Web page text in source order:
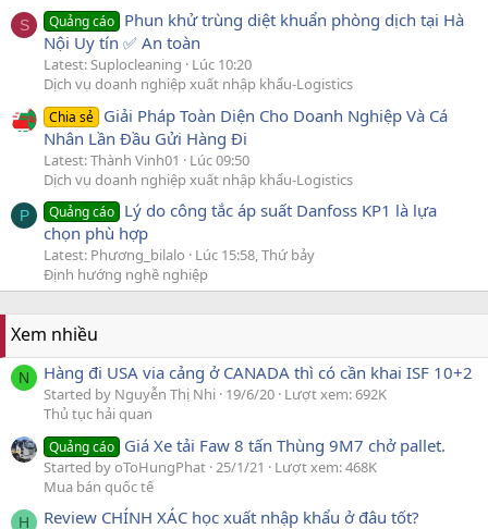
S Quảng cáo Phun khử trùng diệt khuẩn phòng dịch tại Hà
Nội Uy tín ✅ An toàn
Latest: Suplocleaning
Lúc 10:20
Dịch vụ doanh nghiệp xuất nhập khẩu-Logistics
Chia sẻ Giải Pháp Toàn Diện Cho Doanh Nghiệp Và Cá
Nhân Lần Đầu Gửi Hàng Đi
Latest: Thành Vinh01
Lúc 09:50
Dịch vụ doanh nghiệp xuất nhập khẩu-Logistics
P Quảng cáo Lý do công tắc áp suất Danfoss KP1 là lựa
chọn phù hợp
Latest: Phương_bilalo
Lúc 15:58, Thứ bảy
Định hướng nghề nghiệp
Xem nhiều
N Hàng đi USA via cảng ở CANADA thì có cần khai ISF 10+2
Started by Nguyễn Thị Nhi 19/6/20 Lượt xem: 692K
Thủ tục hải quan
Quảng cáo Giá Xe tải Faw 8 tấn Thùng 9M7 chở pallet.
Started by oToHungPhat 25/1/21
Lượt xem: 468K
Mua bán quốc tế
H Review CHÍNH XÁC học xuất nhập khẩu ở đâu tốt?